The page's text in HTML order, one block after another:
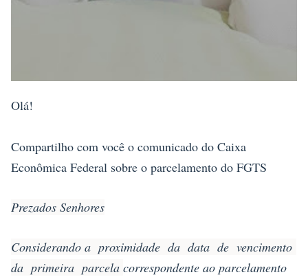
Olá!
Compartilho com você o comunicado do Caixa
Econômica Federal sobre o parcelamento do FGTS
Prezados Senhores
Considerando a proximidade da data de vencimento
da primeira parcela correspondente ao parcelamento